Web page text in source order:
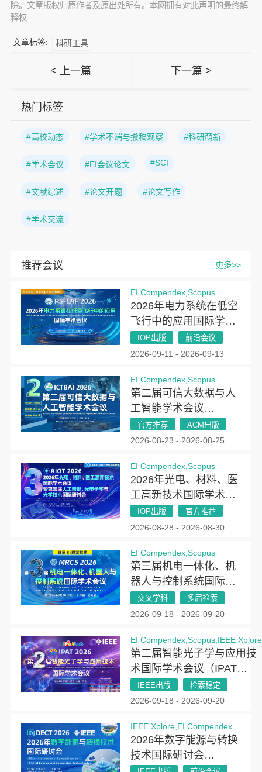
除。文章版权归原作者及原出处所有。本网拥有对此声明的最终解
释权
文章标签: 科研工具
< 上一篇 下一篇 >
热门标签
#高校动态 #学术不端与撤稿观察 #科研萌新
#学术会议 #EI会议论文 #SCI
#文献综述 #论文开题 #论文写作
#学术交流
推荐会议 更多>>
EI Compendex,Scopus
2026年电力系统在低空
飞行中的应用国际学术
会议（PSLAF 2026）
IOP出版 前沿会议
2026-09-11 - 2026-09-13
EI Compendex,Scopus
第二届可信大数据与人
工智能学术会议
(ICTBAI 2026)
官方推荐 ACM出版
2026-08-23 - 2026-08-25
EI Compendex,Scopus
2026年光电、材料、医
工高新技术国际学术会
议暨第三届人工智能、
光电子学与光学技术国
2026）
IOP出版 官方推荐
2026-08-28 - 2026-08-30
EI Compendex,Scopus
第三届机电一体化、机
器人与控制系统国际学
术会议(MRCS 2026)
交叉学科 多届检索
2026-09-18 - 2026-09-20
EI Compendex,Scopus,IEEE Xplore
第二届智能光子学与应用技
术国际学术会议（IPAT
2026）
IEEE出版 检索稳定
2026-09-18 - 2026-09-20
IEEE Xplore,EI Compendex
2026年数字能源与转换
技术国际研讨会